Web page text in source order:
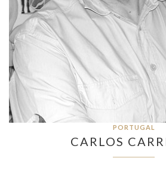
PORTUGAL
CARLOS